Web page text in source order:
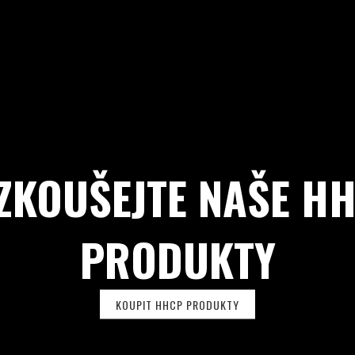
NAŠE
PRODUKTY
KOUPIT HHCP PRODUKTY